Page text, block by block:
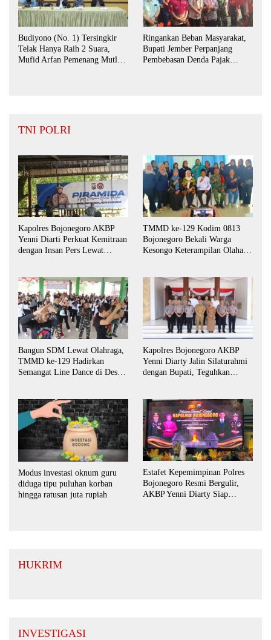
Budiyono (No. 1) Tersingkir
Telak Hanya Raih 2 Suara,
Mufid Arfan Pemenang Mutlak
Ringankan Beban Masyarakat,
Bupati Jember Perpanjang
Pembebasan Denda Pajak
TNI POLRI
Kapolres Bojonegoro AKBP
Yenni Diarti Perkuat Kemitraan
dengan Insan Pers Lewat
TMMD ke-129 Kodim 0813
Bojonegoro Bekali Warga
Kesongo Keterampilan Olahan
Bangun SDM Lewat Olahraga,
TMMD ke-129 Hadirkan
Semangat Line Dance di Desa
Kapolres Bojonegoro AKBP
Yenni Diarty Jalin Silaturahmi
dengan Bupati, Teguhkan
Modus investasi oknum guru
diduga tipu puluhan korban
hingga ratusan juta rupiah
Estafet Kepemimpinan Polres
Bojonegoro Resmi Bergulir,
AKBP Yenni Diarty Siap
HUKRIM
INVESTIGASI